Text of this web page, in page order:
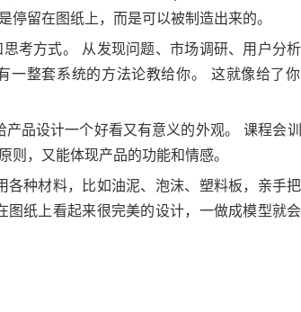
留在图纸上，而是可以被制造出来的。
考方式。 从发现问题、市场调研、用户分
一整套系统的方法论教给你。 这就像给了
产品设计一个好看又有意义的外观。 课程会
，又能体现产品的功能和情感。
种材料，比如油泥、泡沫、塑料板，亲手
纸上看起来很完美的设计，一做成模型就